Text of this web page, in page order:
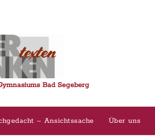
Bad Segeberg
– Ansichtssache Über uns